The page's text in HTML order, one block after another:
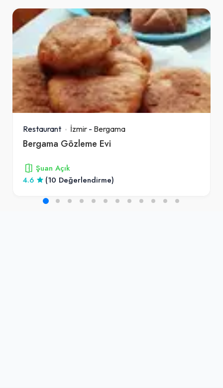
Restaurant İzmir - Bergama
Bergama Gözleme Evi
Şuan Açık
4.6
(10 Değerlendirme)